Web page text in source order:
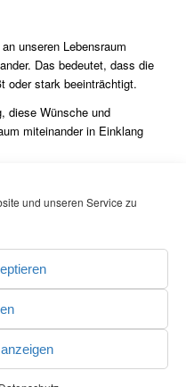
und unseren Service zu
unseren Lebensraum
Das bedeutet, dass die
oder stark beeinträchtigt.
diese Wünsche und
miteinander in Einklang
Bildung 2011 eine
zum Download zur
).
BODENSEE